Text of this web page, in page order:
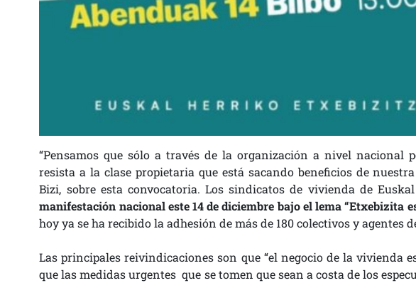
“Pensamos que sólo a través de la organización a nivel nacional
resista a la clase propietaria que está sacando beneficios de
Bizi, sobre esta convocatoria. Los sindicatos de vivienda de
manifestación nacional este 14 de diciembre bajo el lema “Etxebizita
hoy ya se ha recibido la adhesión de más de 180 colectivos y agentes
Las principales reivindicaciones son que “el negocio de la vivienda
que las medidas urgentes que se tomen que sean a costa de los